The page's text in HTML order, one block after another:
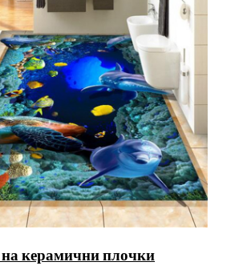
керамични плочки